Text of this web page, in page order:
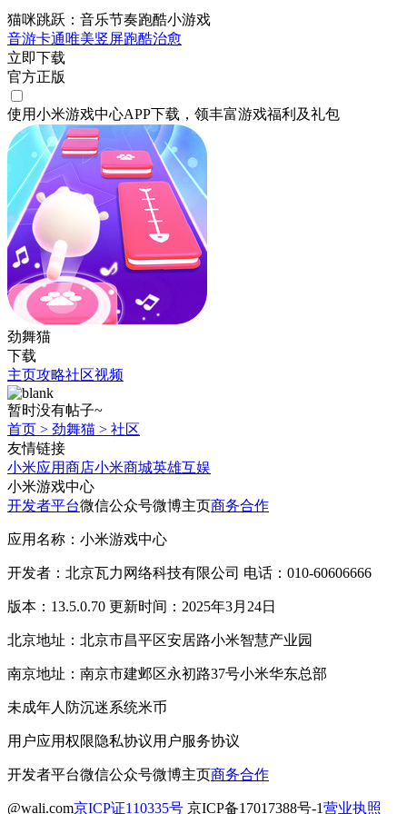
猫咪跳跃：音乐节奏跑酷小游戏
音游卡通唯美竖屏跑酷治愈
立即下载
官方正版
使用小米游戏中心APP下载 ，领丰富游戏福利 及礼包
劲舞猫
下载
主页攻略社区视频
暂时没有帖子~
首页 > 劲舞猫 > 社区
友情链接
小米应用商店小米商城英雄互娱
小米游戏中心
开发者平台微信公众号微博主页商务合作
应用名称：小米游戏中心
开发者：北京瓦力网络科技有限公司 电话：010-60606666
版本：13.5.0.70 更新时间：2025年3月24日
北京地址：北京市昌平区安居路小米智慧产业园
南京地址：南京市建邺区永初路37号小米华东总部
未成年人防沉迷系统米币
用户应用权限隐私协议用户服务协议
开发者平台微信公众号微博主页商务合作
@wali.com京ICP证110335号 京ICP备17017388号-1营业执照